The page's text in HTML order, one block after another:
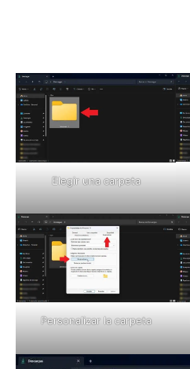
Elegir una carpeta
Personalizar la carpeta